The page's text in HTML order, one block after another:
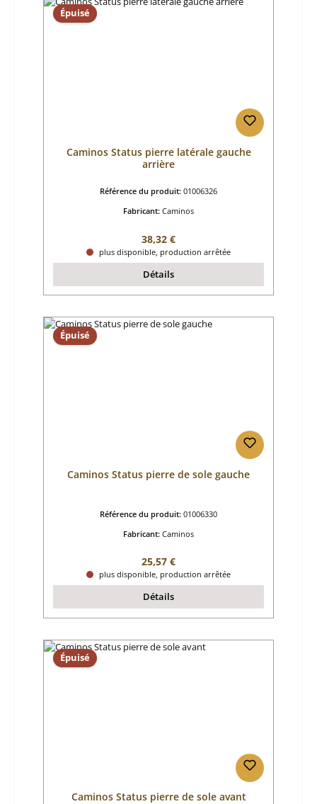
Épuisé
Caminos Status pierre latérale gauche
arrière
Référence du produit: 01006326
Fabricant: Caminos
Prix régulier :
38,32 €
plus disponible, production arrêtée
Détails
Épuisé
Caminos Status pierre de sole gauche
Référence du produit: 01006330
Fabricant: Caminos
Prix régulier :
25,57 €
plus disponible, production arrêtée
Détails
Épuisé
Caminos Status pierre de sole avant